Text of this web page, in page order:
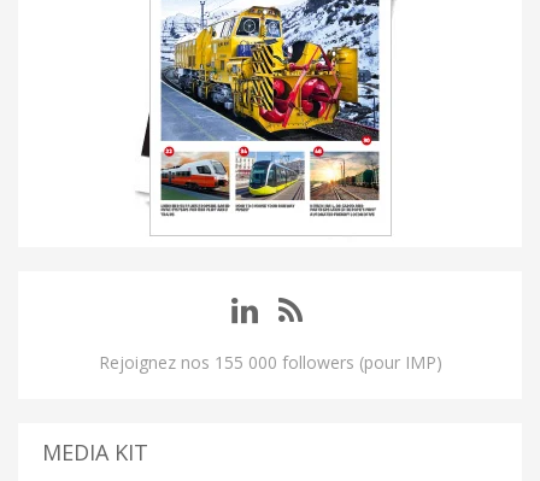
Rejoignez nos 155 000 followers (pour IMP)
MEDIA KIT